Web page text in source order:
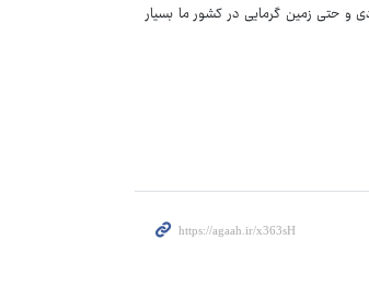
و حتی زمین گرمایی در کشور ما بسیار